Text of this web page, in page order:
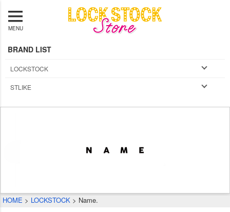
MENU
BRAND LIST
LOCKSTOCK
STLIKE
HOME LOCKSTOCK Name.